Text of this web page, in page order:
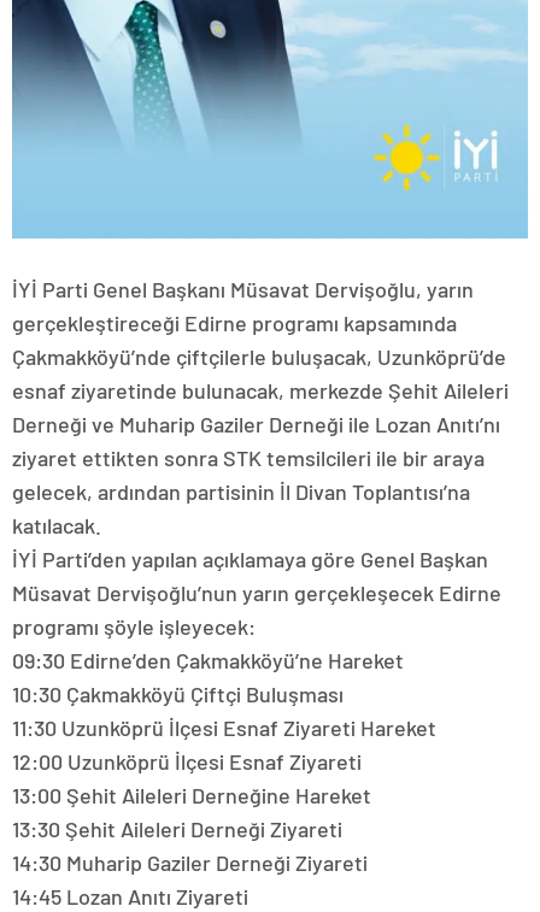
İYİ Parti Genel Başkanı Müsavat Dervişoğlu, yarın
gerçekleştireceği Edirne programı kapsamında
Çakmakköyü’nde çiftçilerle buluşacak, Uzunköprü’de
esnaf ziyaretinde bulunacak, merkezde Şehit Aileleri
Derneği ve Muharip Gaziler Derneği ile Lozan Anıtı’nı
ziyaret ettikten sonra STK temsilcileri ile bir araya
gelecek, ardından partisinin İl Divan Toplantısı’na
katılacak.
İYİ Parti’den yapılan açıklamaya göre Genel Başkan
Müsavat Dervişoğlu’nun yarın gerçekleşecek Edirne
programı şöyle işleyecek:
09:30 Edirne’den Çakmakköyü’ne Hareket
10:30 Çakmakköyü Çiftçi Buluşması
11:30 Uzunköprü İlçesi Esnaf Ziyareti Hareket
12:00 Uzunköprü İlçesi Esnaf Ziyareti
13:00 Şehit Aileleri Derneğine Hareket
13:30 Şehit Aileleri Derneği Ziyareti
14:30 Muharip Gaziler Derneği Ziyareti
14:45 Lozan Anıtı Ziyareti